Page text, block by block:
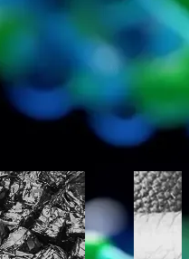
privacy Invia richiesta
Pontlab esegue analisi
tra cui materiali
produzione additiva e